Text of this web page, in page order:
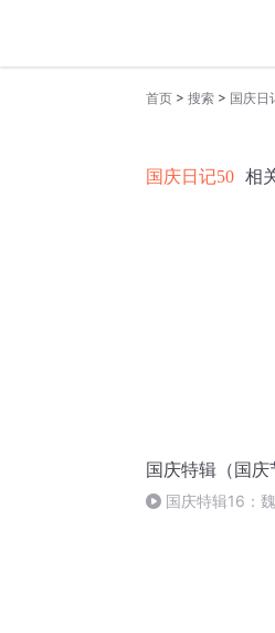
首页 > 搜索 > 国庆日
国庆日记50 相
国庆特辑（国庆
国庆特辑16：